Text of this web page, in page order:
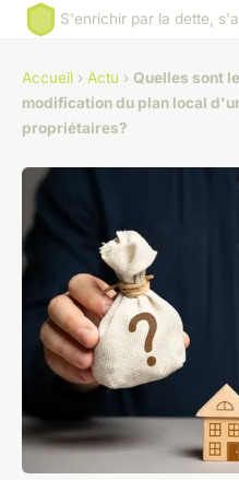
S'enrichir par la dette,
Accueil › Actu › Quelles sont
modification du plan local
propriétaires?